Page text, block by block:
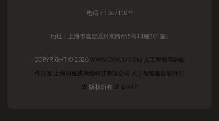
电话：1387102**
地址：上海市嘉定区封周路655号14幢201室J
COPYRIGHT © 2026 WWW.CXWJQ.COM 人工智能基础软
件开发
上海闫逸祺网络科技有限公司
人工智能基础软件开
发 版权所有 SITEMAP